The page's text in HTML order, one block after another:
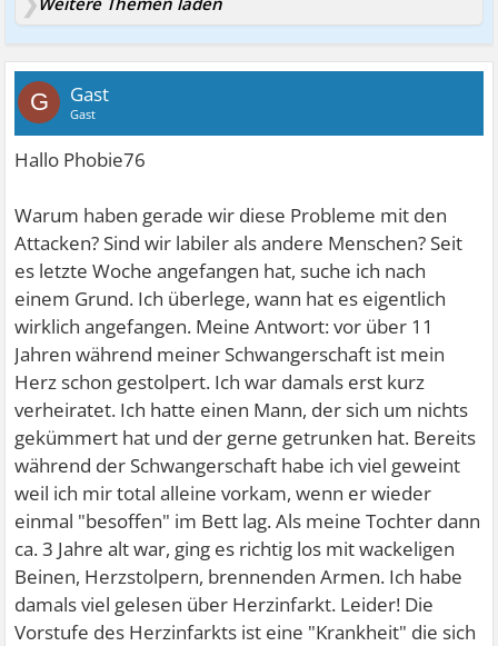
G Gast
Gast
Hallo Phobie76
Warum haben gerade wir diese Probleme mit den
Attacken? Sind wir labiler als andere Menschen? Seit
es letzte Woche angefangen hat, suche ich nach
einem Grund. Ich überlege, wann hat es eigentlich
wirklich angefangen. Meine Antwort: vor über 11
Jahren während meiner Schwangerschaft ist mein
Herz schon gestolpert. Ich war damals erst kurz
verheiratet. Ich hatte einen Mann, der sich um nichts
gekümmert hat und der gerne getrunken hat. Bereits
während der Schwangerschaft habe ich viel geweint
weil ich mir total alleine vorkam, wenn er wieder
einmal "besoffen" im Bett lag. Als meine Tochter dann
ca. 3 Jahre alt war, ging es richtig los mit wackeligen
Beinen, Herzstolpern, brennenden Armen. Ich habe
damals viel gelesen über Herzinfarkt. Leider! Die
Vorstufe des Herzinfarkts ist eine "Krankheit" die sich